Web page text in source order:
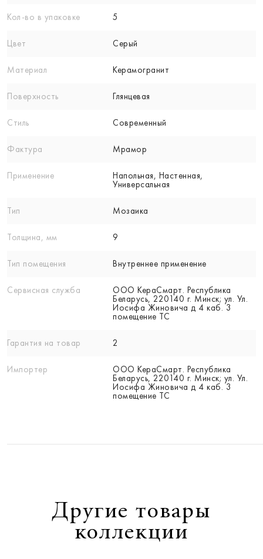
Кол-вo в упаковке 5
Цвет Серый
Материал Керамогранит
Поверхность Глянцевая
Стиль Современный
Фактура Мрамор
Применение
Напольная, Настенная,
Универсальная
Тип Мозаика
Толщина, мм 9
Тип помещения Внутреннее применение
Сервисная служба
ООО КераСмарт. Республика
Беларусь, 220140 г. Минск; ул. Ул.
Иосифа Жиновича д 4 каб. 3
помещение ТС
Гарантия на товар 2
Импортер
ООО КераСмарт. Республика
Беларусь, 220140 г. Минск; ул. Ул.
Иосифа Жиновича д 4 каб. 3
помещение ТС
Другие товары
коллекции